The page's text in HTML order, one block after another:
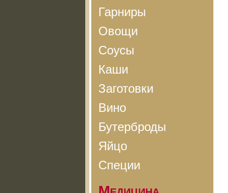
Гарниры
Овощи
Соусы
Каши
Заготовки
Вино
Бутерброды
Яйцо
Специи